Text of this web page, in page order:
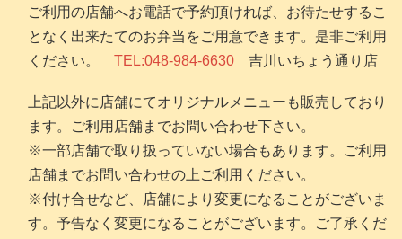
ご利用の店舗へお電話で予約頂ければ、お待たせするこ
となく出来たてのお弁当をご用意できます。是非ご利用
ください。 TEL:048-984-6630 吉川いちょう通り店
上記以外に店舗にてオリジナルメニューも販売しており
ます。ご利用店舗までお問い合わせ下さい。
※一部店舗で取り扱っていない場合もあります。ご利用
店舗までお問い合わせの上ご利用ください。
※付け合せなど、店舗により変更になることがございま
す。予告なく変更になることがございます。ご了承くだ